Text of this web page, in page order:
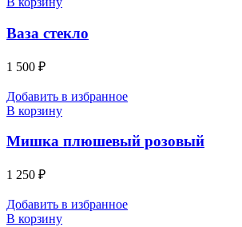
Ваза стекло
1 500 ₽
Добавить в избранное
В корзину
Мишка плюшевый розовый
1 250 ₽
Добавить в избранное
В корзину